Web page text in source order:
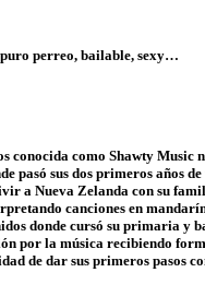
perreo, bailable, sexy…
conocida como Shawty Music
pasó sus dos primeros años
a Nueva Zelanda con su
canciones en
donde cursó su primaria y
por la música recibiendo
de dar sus primeros pasos